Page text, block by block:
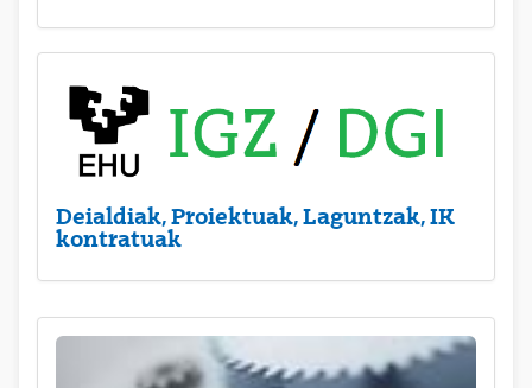
Deialdiak, Proiektuak, Laguntzak, IK
kontratuak